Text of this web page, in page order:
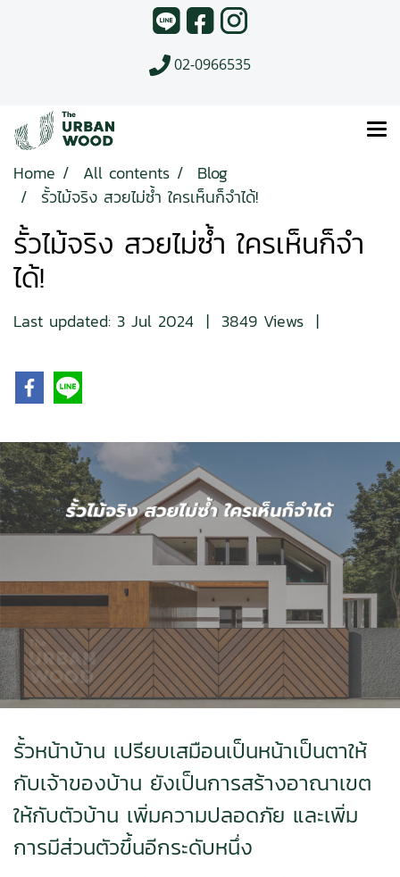
02-0966535
Home All contents
Blog
รั้วไม้จริง สวยไม่ซ้ำ ใครเห็นก็จำได้!
รั้วไม้จริง สวยไม่ซ้ำ ใครเห็นก็จำ
ได้!
Last updated: 3 Jul 2024 | 3849 Views |
รั้วหน้าบ้าน เปรียบเสมือนเป็นหน้าเป็นตาให้
กับเจ้าของบ้าน ยังเป็นการสร้างอาณาเขต
ให้กับตัวบ้าน เพิ่มความปลอดภัย และเพิ่ม
การมีส่วนตัวขึ้นอีกระดับหนึ่ง